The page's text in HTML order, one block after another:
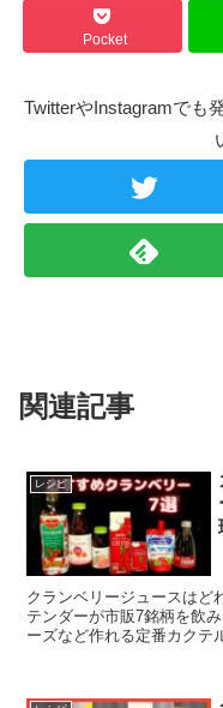
Pocket
TwitterやInstagramでも
関連記事
レシピ
クランベリージュースはど
テンダーが市販7銘柄を飲
ーズなど作れる定番カクテ